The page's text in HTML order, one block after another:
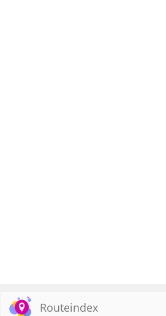
Routeindex